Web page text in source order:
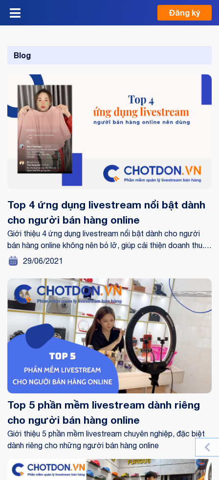
Đăng ký
Blog
Top 4 ứng dụng livestream nổi bật dành
cho người bán hàng online
Giới thiệu 4 ứng dụng livestream nổi bật dành cho người
bán hàng online không nên bỏ lỡ, giúp cải thiện doanh thu.
Click xem ngay!
29/06/2021
Top 5 phần mềm livestream dành riêng
cho người bán hàng online
Giới thiệu 5 phần mềm livestream chuyên nghiệp, đặc biệt
dành riêng cho những người bán hàng online